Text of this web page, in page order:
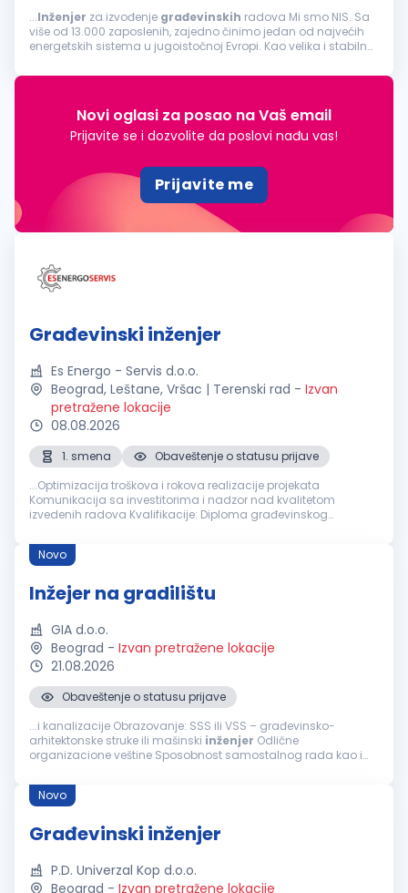
...Inženjer za izvođenje građevinskih radova Mi smo NIS. Sa
više od 13.000 zaposlenih, zajedno činimo jedan od najvećih
energetskih sistema u jugoistočnoj Evropi. Kao velika i stabilna
Novi oglasi za posao na Vaš email
Prijavite se i dozvolite da poslovi nađu vas!
Prijavite me
Građevinski inženjer
Es Energo - Servis d.o.o.
Beograd, Leštane, Vršac | Terenski rad - Izvan
pretražene lokacije
08.08.2026
1. smena
Obaveštenje o statusu prijave
...Optimizacija troškova i rokova realizacije projekata
Komunikacija sa investitorima i nadzor nad kvalitetom
izvedenih radova Kvalifikacije: Diploma građevinskog
građevinarstva Iskustvo u radu na
Novo
Inžejer na gradilištu
GIA d.o.o.
Beograd - Izvan pretražene lokacije
21.08.2026
Obaveštenje o statusu prijave
...i kanalizacije Obrazovanje: SSS ili VSS – građevinsko-
arhitektonske struke ili mašinski inženjer Odlične
organizacione veštine Sposobnost samostalnog rada kao i
znanje: AutoCAD, MS Office Spremnost...
Novo
Građevinski inženjer
P.D. Univerzal Kop d.o.o.
Beograd - Izvan pretražene lokacije